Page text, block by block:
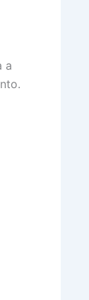
a